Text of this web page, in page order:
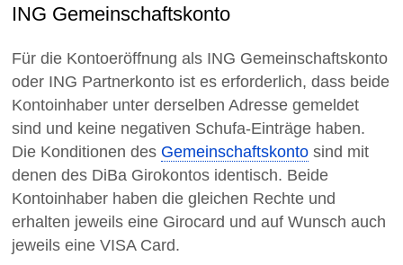
ING Gemeinschaftskonto
Für die Kontoeröffnung als ING Gemeinschaftskonto
oder ING Partnerkonto ist es erforderlich, dass beide
Kontoinhaber unter derselben Adresse gemeldet
sind und keine negativen Schufa-Einträge haben.
Die Konditionen des Gemeinschaftskontosind mit
denen des DiBa Girokontos identisch. Beide
Kontoinhaber haben die gleichen Rechte und
erhalten jeweils eine Girocard und auf Wunsch auch
jeweils eine VISA Card.